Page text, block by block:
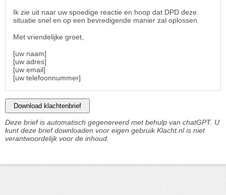
Ik zie uit naar uw spoedige reactie en hoop dat DPD deze
situatie snel en op een bevredigende manier zal oplossen.
Met vriendelijke groet,
[uw naam]
[uw adres]
[uw email]
[uw telefoonnummer]
Download klachtenbrief
Deze brief is automatisch gegenereerd met behulp van chatGPT. U
kunt deze brief downloaden voor eigen gebruik Klacht.nl is niet
verantwoordelijk voor de inhoud.